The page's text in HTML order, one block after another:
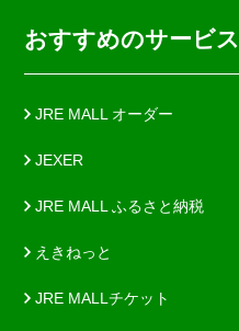
おすすめのサービス
JRE MALL オーダー
JEXER
JRE MALL ふるさと納税
えきねっと
JRE MALLチケット